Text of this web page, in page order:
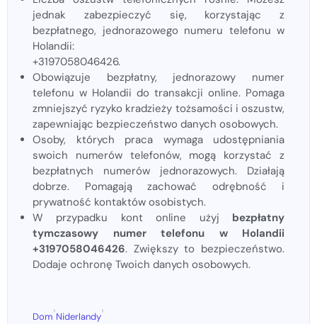
jednak zabezpieczyć się, korzystając z
bezpłatnego, jednorazowego numeru telefonu w
Holandii:
+3197058046426.
Obowiązuje bezpłatny, jednorazowy numer
telefonu w Holandii do transakcji online. Pomaga
zmniejszyć ryzyko kradzieży tożsamości i oszustw,
zapewniając bezpieczeństwo danych osobowych.
Osoby, których praca wymaga udostępniania
swoich numerów telefonów, mogą korzystać z
bezpłatnych numerów jednorazowych. Działają
dobrze. Pomagają zachować odrębność i
prywatność kontaktów osobistych.
W przypadku kont online użyj bezpłatny
tymczasowy numer telefonu w Holandii
+3197058046426. Zwiększy to bezpieczeństwo.
Dodaje ochronę Twoich danych osobowych.
Dom
›
Niderlandy
›